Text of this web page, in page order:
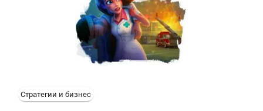
Стратегии и бизнес